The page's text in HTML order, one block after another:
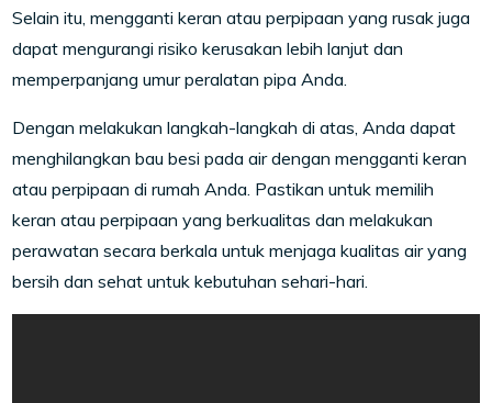
Selain itu, mengganti keran atau perpipaan yang rusak juga
dapat mengurangi risiko kerusakan lebih lanjut dan
memperpanjang umur peralatan pipa Anda.
Dengan melakukan langkah-langkah di atas, Anda dapat
menghilangkan bau besi pada air dengan mengganti keran
atau perpipaan di rumah Anda. Pastikan untuk memilih
keran atau perpipaan yang berkualitas dan melakukan
perawatan secara berkala untuk menjaga kualitas air yang
bersih dan sehat untuk kebutuhan sehari-hari.